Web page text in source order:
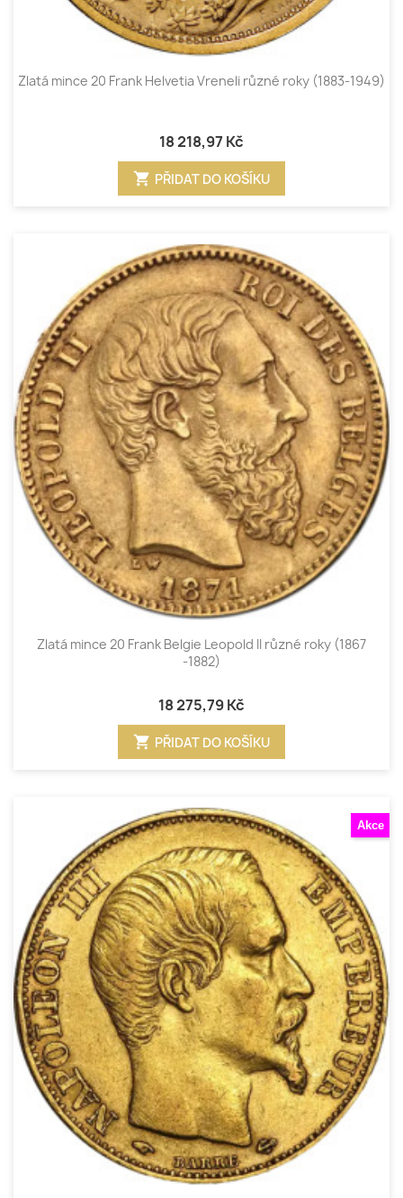
Zlatá mince 20 Frank Helvetia Vreneli různé roky (1883-1949)
18 218,97 Kč
shopping_cart PŘIDAT DO KOŠÍKU
Zlatá mince 20 Frank Belgie Leopold II různé roky (1867
-1882)
18 275,79 Kč
shopping_cart PŘIDAT DO KOŠÍKU
Akce